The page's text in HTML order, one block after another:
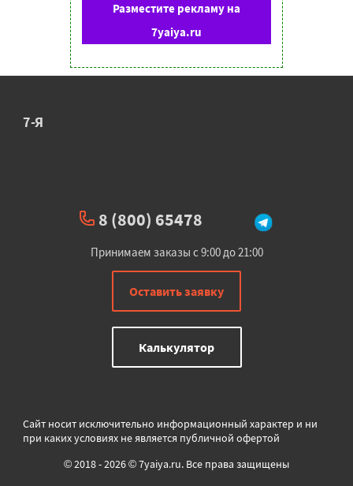
Разместите рекламу на
7yaiya.ru
7-Я
8 (800) 65478
Принимаем заказы с 9:00 до 21:00
Оставить заявку
Калькулятор
Сайт носит исключительно информационный характер и ни
при каких условиях не является публичной офертой
© 2018 - 2026 © 7yaiya.ru. Все права защищены